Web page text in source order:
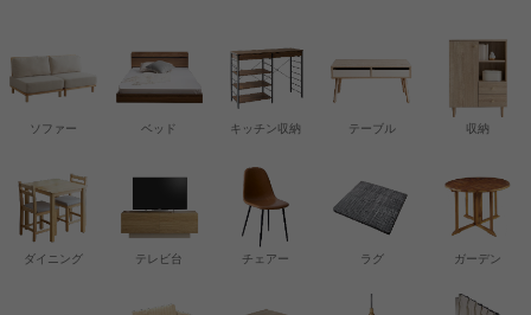
ソファー ベッド 収納
キッチン収納
チェアー
テーブル
テレビ台
ダイニング ラグ ガーデン